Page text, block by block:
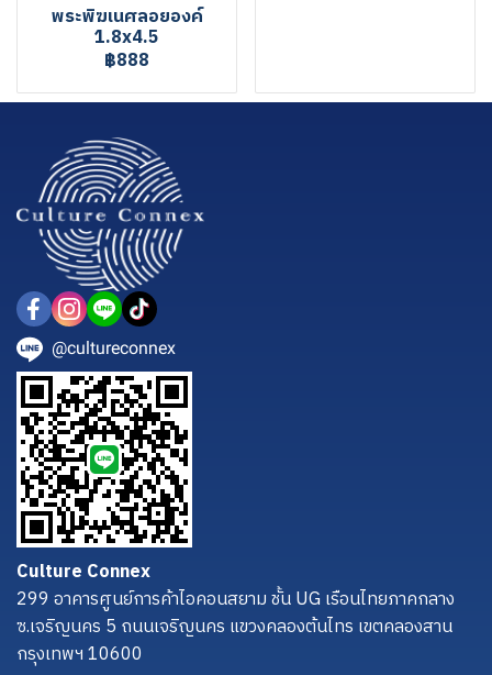
พระพิฆเนศลอยองค์
1.8x4.5
฿888
@cultureconnex
Culture Connex
299 อาคารศูนย์การค้าไอคอนสยาม ชั้น UG เรือนไทยภาคกลาง
ซ.เจริญนคร 5 ถนนเจริญนคร แขวงคลองต้นไทร เขตคลองสาน
กรุงเทพฯ 10600